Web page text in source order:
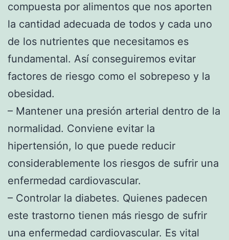
compuesta por alimentos que nos aporten
la cantidad adecuada de todos y cada uno
de los nutrientes que necesitamos es
fundamental. Así conseguiremos evitar
factores de riesgo como el sobrepeso y la
obesidad.
– Mantener una presión arterial dentro de la
normalidad. Conviene evitar la
hipertensión, lo que puede reducir
considerablemente los riesgos de sufrir una
enfermedad cardiovascular.
– Controlar la diabetes. Quienes padecen
este trastorno tienen más riesgo de sufrir
una enfermedad cardiovascular. Es vital